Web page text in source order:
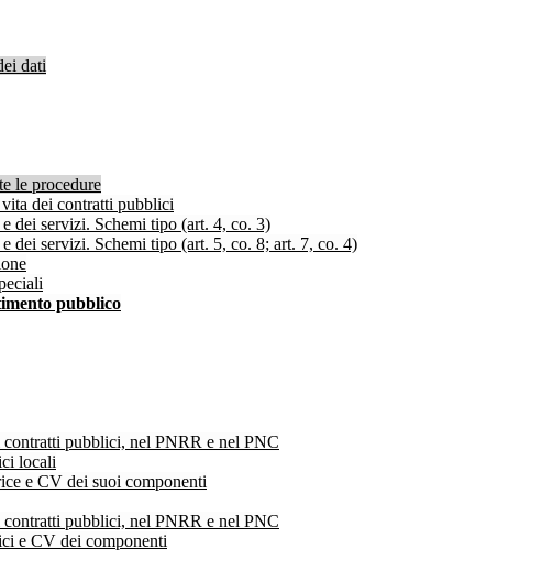
dati
le procedure
dei contratti pubblici
dei servizi. Schemi tipo (art. 4, co. 3)
dei servizi. Schemi tipo (art. 5, co. 8; art. 7, co. 4)
pubblico
pubblici, nel PNRR e nel PNC
locali
e CV dei suoi componenti
pubblici, nel PNRR e nel PNC
e CV dei componenti